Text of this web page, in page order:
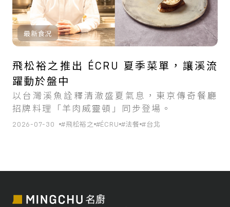
最新食況
飛松裕之推出 ÉCRU 夏季菜單，讓溪流
躍動於盤中
以台灣溪魚詮釋清澈盛夏氣息，東京傳奇餐廳
招牌料理「羊肉威靈頓」同步登場。
2026-07-30 #飛松裕之 #ÉCRU #法餐 #台北